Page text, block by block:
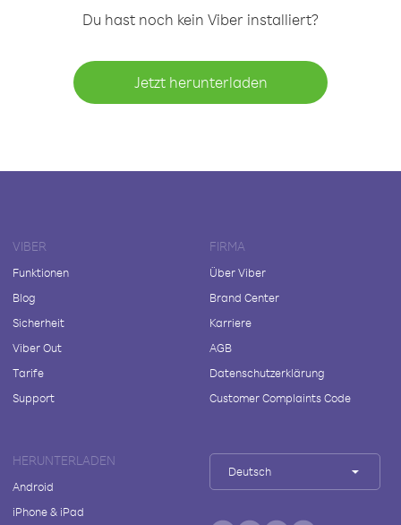
Du hast noch kein Viber installiert?
Jetzt herunterladen
VIBER
Funktionen
Blog
Sicherheit
Viber Out
Tarife
Support
FIRMA
Über Viber
Brand Center
Karriere
AGB
Datenschutzerklärung
Customer Complaints Code
HERUNTERLADEN
Android
iPhone & iPad
Deutsch